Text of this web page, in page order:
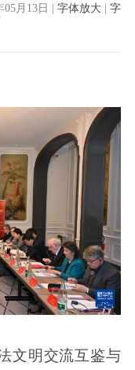
月13日 | 字体放大| 字
文明交流互鉴与